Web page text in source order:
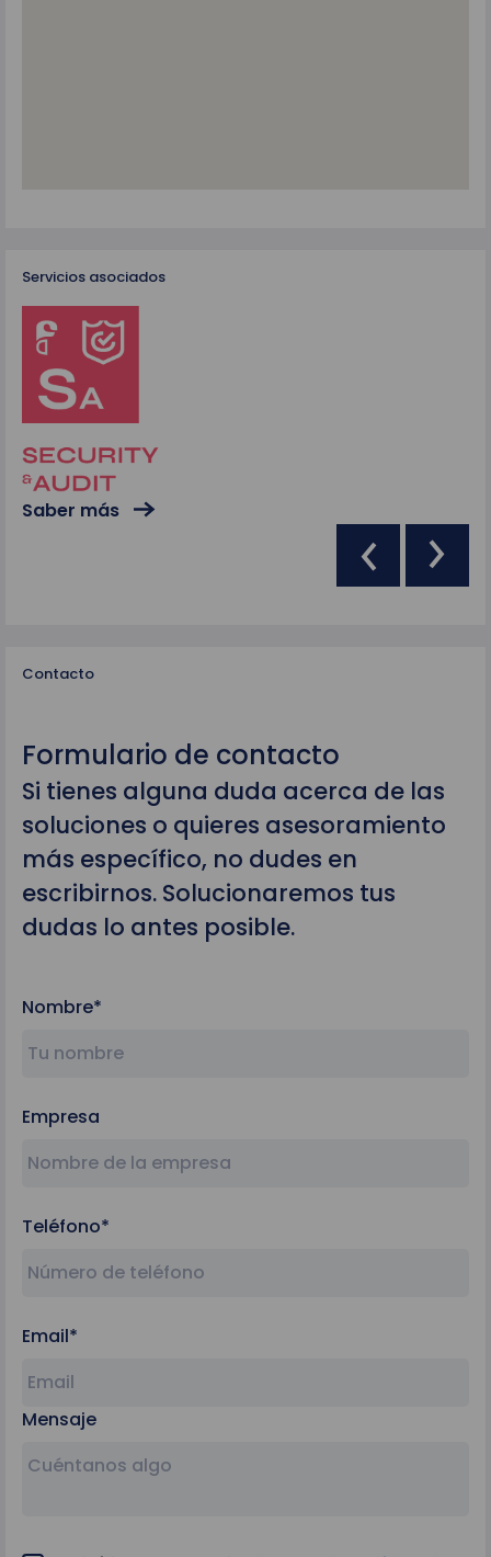
Servicios asociados
Saber más
Contacto
Formulario de contacto
Si tienes alguna duda acerca de las
soluciones o quieres asesoramiento
más específico, no dudes en
escribirnos. Solucionaremos tus
dudas lo antes posible.
Nombre*
Empresa
Teléfono*
Email*
Mensaje